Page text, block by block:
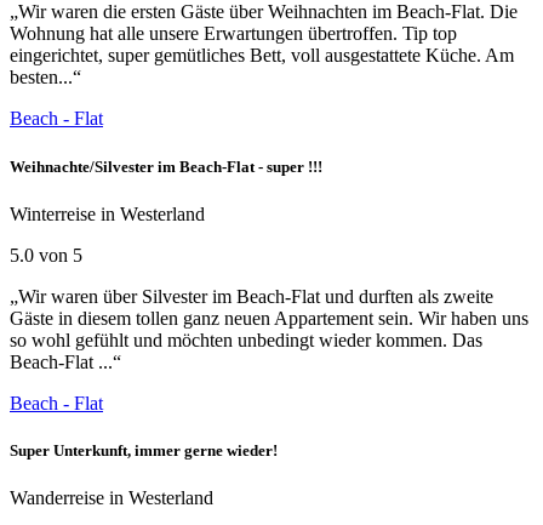
„Wir waren die ersten Gäste über Weihnachten im Beach-Flat. Die
Wohnung hat alle unsere Erwartungen übertroffen. Tip top
eingerichtet, super gemütliches Bett, voll ausgestattete Küche. Am
besten...“
Beach - Flat
Weihnachte/Silvester im Beach-Flat - super !!!
Winterreise in Westerland
5.0 von 5
„Wir waren über Silvester im Beach-Flat und durften als zweite
Gäste in diesem tollen ganz neuen Appartement sein. Wir haben uns
so wohl gefühlt und möchten unbedingt wieder kommen. Das
Beach-Flat ...“
Beach - Flat
Super Unterkunft, immer gerne wieder!
Wanderreise in Westerland